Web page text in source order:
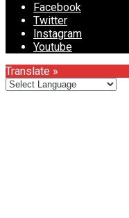
Facebook
Twitter
Instagram
Youtube
Translate »